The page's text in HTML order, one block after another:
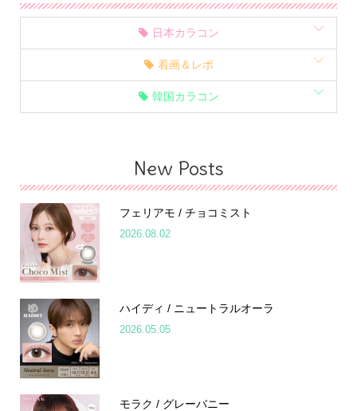
日本カラコン
着画＆レポ
韓国カラコン
New Posts
フェリアモ / チョコミスト
2026.08.02
ハイディ / ニュートラルオーラ
2026.05.05
モラク / グレーバニー